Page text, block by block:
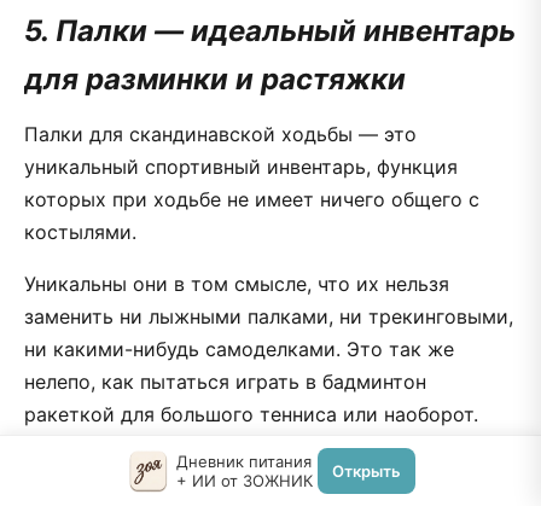
5. Палки — идеальный инвентарь
для разминки и растяжки
Палки для скандинавской ходьбы — это
уникальный спортивный инвентарь, функция
которых при ходьбе не имеет ничего общего с
костылями.
Уникальны они в том смысле, что их нельзя
заменить ни лыжными палками, ни трекинговыми,
ни какими-нибудь самоделками. Это так же
нелепо, как пытаться играть в бадминтон
ракеткой для большого тенниса или наоборот.
Палки для скандинавской ходьбы имеют свою
конструкцию ручки и уникальную длину, не
Дневник питания
+ ИИ от ЗОЖНИК
Открыть